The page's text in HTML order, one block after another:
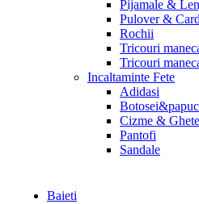
Pijamale &
Pulover &
Rochii
Tricouri
Tricouri
Incaltaminte Fete
Adidasi
Cizme & Ghete
Pantofi
Sandale
Baieti